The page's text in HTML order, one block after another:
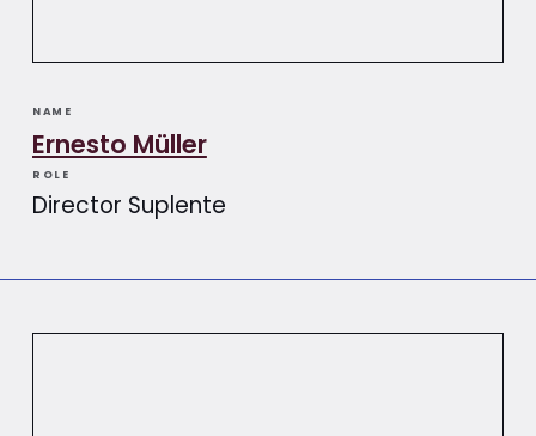
NAME
Ernesto Müller
ROLE
Director Suplente